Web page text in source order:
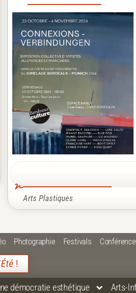
Arts Plastiques
Photographie Festivals
Été !
démocratie esthétique Arts-